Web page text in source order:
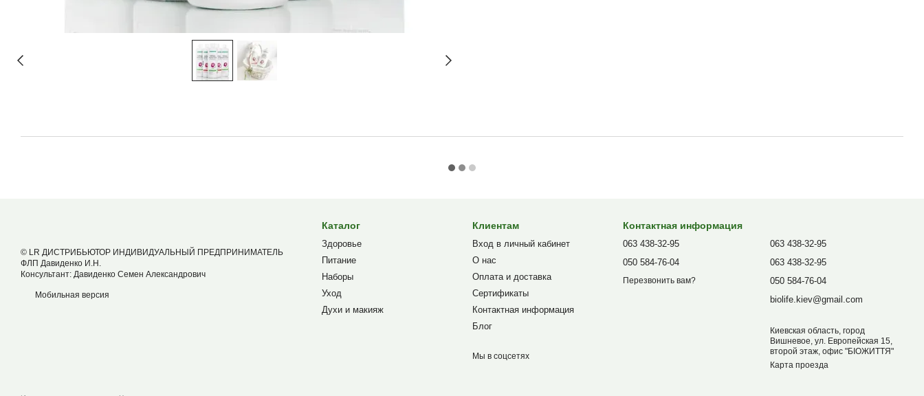
© LR ДИСТРИБЬЮТОР ИНДИВИДУАЛЬНЫЙ ПРЕДПРИНИМАТЕЛЬ
ФЛП Давиденко И.Н.
Консультант: Давиденко Семен Александрович
Мобильная версия
Каталог
Здоровье
Питание
Наборы
Уход
Духи и макияж
Клиентам
Вход в личный кабинет
О нас
Оплата и доставка
Сертификаты
Контактная информация
Блог
Мы в соцсетях
Контактная информация
063 438-32-95
050 584-76-04
Перезвонить вам?
063 438-32-95
063 438-32-95
050 584-76-04
biolife.kiev@gmail.com
Киевская область, город
Вишневое, ул. Европейская 15,
второй этаж, офис "БІОЖИТТЯ"
Карта проезда